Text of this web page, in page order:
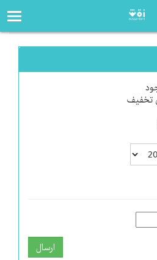
تخفیف
ارسال